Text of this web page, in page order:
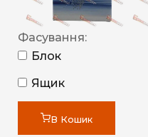
Фасування:
Блок
Ящик
В Кошик